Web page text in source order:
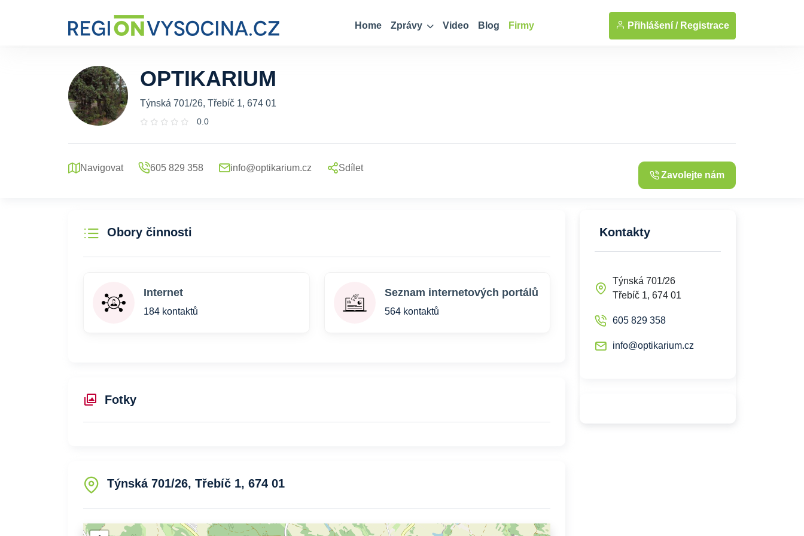
Home Zprávy Video Blog Firmy Přihlášení / Registrace
... Zobrazit fotografie
OPTIKARIUM
Týnská 701/26, Třebíč 1, 674 01
0.0
Navigovat 605 829 358 info@optikarium.cz Sdílet
Zavolejte nám
Obory činnosti
Internet
184 kontaktů
Seznam internetových portálů
564 kontaktů
Fotky
Týnská 701/26, Třebíč 1, 674 01
Kontakty
Týnská 701/26
Třebíč 1, 674 01
605 829 358
info@optikarium.cz